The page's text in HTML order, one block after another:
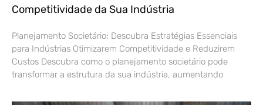
Competitividade da Sua Indústria
Planejamento Societário: Descubra Estratégias Essenciais
para Indústrias Otimizarem Competitividade e Reduzirem
Custos Descubra como o planejamento societário pode
transformar a estrutura da sua indústria, aumentando